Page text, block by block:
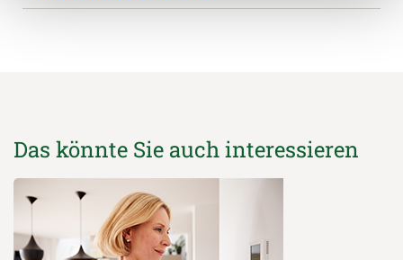
Das könnte Sie auch interessieren